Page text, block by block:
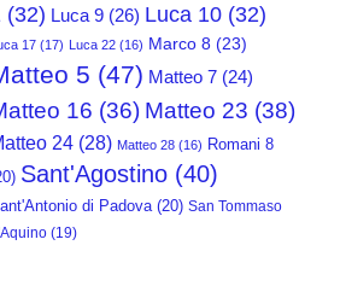
(32) Luca 9 (26) Luca 10 (32)
17 (17) Luca 22 (16) Marco 8 (23)
5 (47) Matteo 7 (24)
16 (36) Matteo 23 (38)
24 (28) Matteo 28 (16) Romani 8
Sant'Agostino (40)
di Padova (20) San Tommaso
(19)